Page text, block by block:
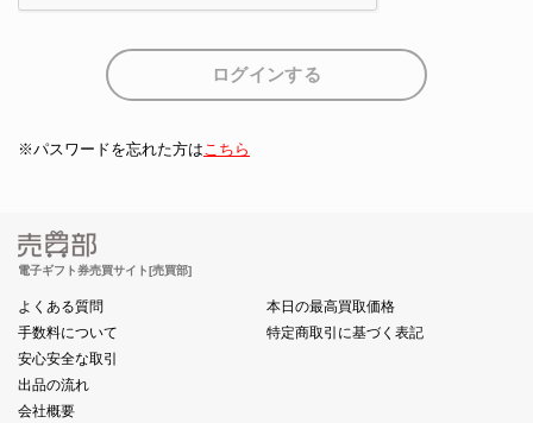
※パスワードを忘れた方はこちら
電子ギフト券売買サイト[売買部]
よくある質問
手数料について
安心安全な取引
出品の流れ
会社概要
本日の最高買取価格
特定商取引に基づく表記